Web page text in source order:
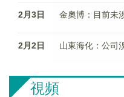
2月3日 金奧博：目前未
2月2日 山東海化：公司
視頻